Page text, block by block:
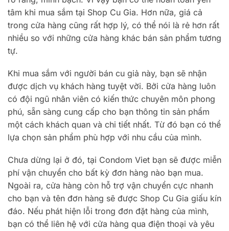
tâm khi mua sắm tại Shop Cu Gia. Hơn nữa, giá cả
trong cửa hàng cũng rất hợp lý, có thể nói là rẻ hơn rất
nhiều so với những cửa hàng khác bán sản phẩm tương
tự.
Khi mua sắm với người bán cu giả này, bạn sẽ nhận
được dịch vụ khách hàng tuyệt vời. Bởi cửa hàng luôn
có đội ngũ nhân viên có kiến ​​thức chuyên môn phong
phú, sẵn sàng cung cấp cho bạn thông tin sản phẩm
một cách khách quan và chi tiết nhất. Từ đó bạn có thể
lựa chọn sản phẩm phù hợp với nhu cầu của mình.
Chưa dừng lại ở đó, tại Condom Viet bạn sẽ được miễn
phí vận chuyển cho bất kỳ đơn hàng nào bạn mua.
Ngoài ra, cửa hàng còn hỗ trợ vận chuyển cực nhanh
cho bạn và tên đơn hàng sẽ được Shop Cu Gia giấu kín
đáo. Nếu phát hiện lỗi trong đơn đặt hàng của mình,
bạn có thể liên hệ với cửa hàng qua điện thoại và yêu